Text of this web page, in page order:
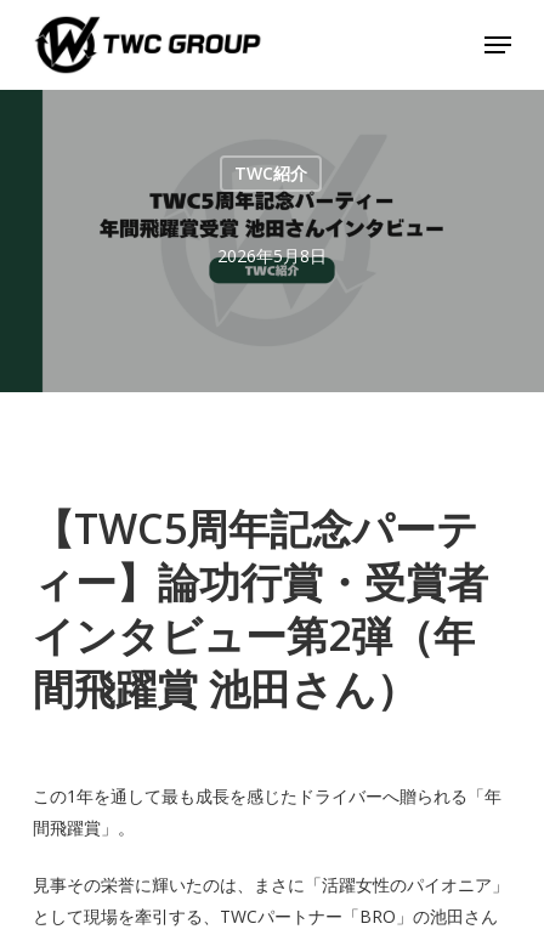
Menu
TWC紹介
2026年5月8日
【TWC5周年記念パーテ
ィー】論功行賞・受賞者
インタビュー第2弾（年
間飛躍賞 池田さん）
この1年を通して最も成長を感じたドライバーへ贈られる「年
間飛躍賞」。
見事その栄誉に輝いたのは、まさに「活躍女性のパイオニア」
として現場を牽引する、TWCパートナー「BRO」の池田さん